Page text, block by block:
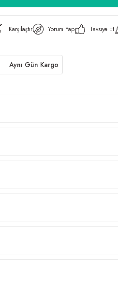
Karşılaştır Yorum Yap Tavsiye Et
Aynı Gün Kargo